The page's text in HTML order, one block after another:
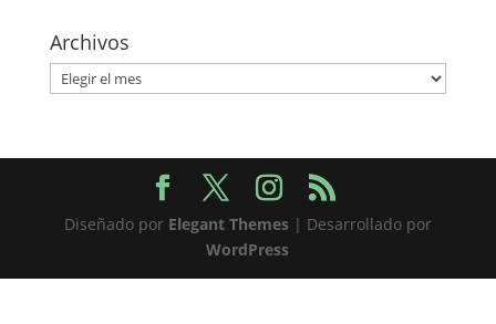
Archivos
Archivos
Diseñado por Elegant Themes| Desarrollado por
WordPress